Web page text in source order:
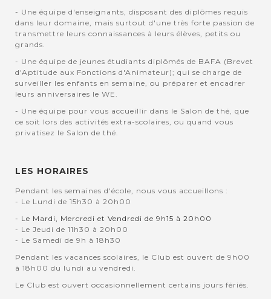
- Une équipe d'enseignants, disposant des diplômes requis
dans leur domaine, mais surtout d'une très forte passion de
transmettre leurs connaissances à leurs élèves, petits ou
grands.
- Une équipe de jeunes étudiants diplômés de BAFA (Brevet
d'Aptitude aux Fonctions d'Animateur); qui se charge de
surveiller les enfants en semaine, ou préparer et encadrer
leurs anniversaires le WE.
- Une équipe pour vous accueillir dans le Salon de thé, que
ce soit lors des activités extra-scolaires, ou quand vous
privatisez le Salon de thé.
LES HORAIRES
Pendant les semaines d'école, nous vous accueillons :
- Le Lundi de 15h30 à 20h00
- Le Mardi, Mercredi et Vendredi de 9h15 à 20h00
- Le Jeudi de 11h30 à 20h00
- Le Samedi de 9h à 18h30
Pendant les vacances scolaires, le Club est ouvert de 9h00
à 18h00 du lundi au vendredi.
Le Club est ouvert occasionnellement certains jours fériés.